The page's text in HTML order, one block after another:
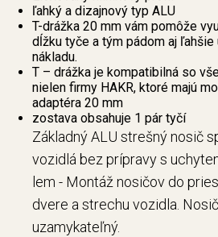
ľahký a dizajnový typ ALU
T-drážka 20 mm vám pomôže
dĺžku tyče a tým pádom aj ľahšie
nákladu.
T – drážka je kompatibilná so
nielen firmy HAKR, ktoré majú
adaptéra 20 mm
zostava obsahuje 1 pár tyčí
Základný ALU strešný nosič
vozidlá bez prípravy s
lem - Montáž nosičov do
dvere a strechu vozidla.
uzamykateľný.